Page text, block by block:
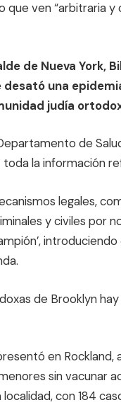
que ven “arbitraria
de Nueva York,
desató una
judía
de
la información
legales,
y civiles por
de Brooklyn
en
sin vacunar
con 184